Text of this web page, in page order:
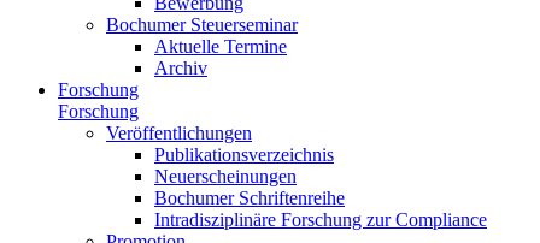
Bochumer Steuerseminar
Aktuelle Termine
Archiv
Forschung
Forschung
Veröffentlichungen
Publikationsverzeichnis
Neuerscheinungen
Bochumer Schriftenreihe
Intradisziplinäre Forschung zur Compliance